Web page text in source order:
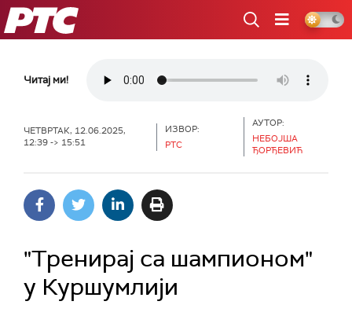
РТС
Читај ми!
ЧЕТВРТАК, 12.06.2025,
12:39 -> 15:51
ИЗВОР:
РТС
АУТОР:
НЕБОЈША
ЂОРЂЕВИЋ
"Тренирај са шампионом"
у Куршумлији